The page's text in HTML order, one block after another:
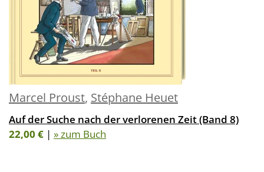
Marcel Proust, Stéphane Heuet
Auf der Suche nach der verlorenen Zeit (Band 8)
22,00 € | » zum Buch